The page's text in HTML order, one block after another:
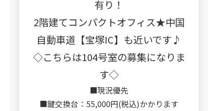
有り！
2階建てコンパクトオフィス★中国
自動車道【宝塚IC】も近いです♪
◇こちらは104号室の募集になりま
す◇
■現況優先
■鍵交換台：55,000円(税込)かかります